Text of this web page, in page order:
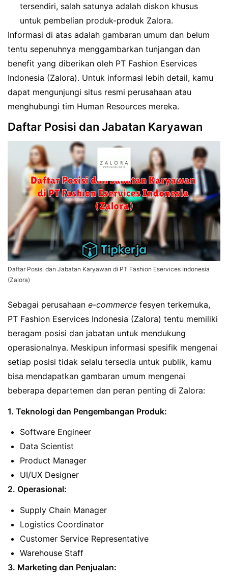
tersendiri, salah satunya adalah diskon khusus
untuk pembelian produk-produk Zalora.
Informasi di atas adalah gambaran umum dan belum
tentu sepenuhnya menggambarkan tunjangan dan
benefit yang diberikan oleh PT Fashion Eservices
Indonesia (Zalora). Untuk informasi lebih detail, kamu
dapat mengunjungi situs resmi perusahaan atau
menghubungi tim Human Resources mereka.
Daftar Posisi dan Jabatan Karyawan
Daftar Posisi dan Jabatan Karyawan di PT Fashion Eservices Indonesia
(Zalora)
Sebagai perusahaan e-commerce fesyen terkemuka,
PT Fashion Eservices Indonesia (Zalora) tentu memiliki
beragam posisi dan jabatan untuk mendukung
operasionalnya. Meskipun informasi spesifik mengenai
setiap posisi tidak selalu tersedia untuk publik, kamu
bisa mendapatkan gambaran umum mengenai
beberapa departemen dan peran penting di Zalora:
1. Teknologi dan Pengembangan Produk:
Software Engineer
Data Scientist
Product Manager
UI/UX Designer
2. Operasional:
Supply Chain Manager
Logistics Coordinator
Customer Service Representative
Warehouse Staff
3. Marketing dan Penjualan: